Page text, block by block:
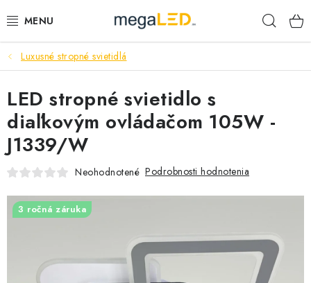
na
PRIEMYSEL
SVIETIDLÁ
ŽIAROVKY A TRUBICE
PRACOVNÉ SVIETIDLÁ
ELEKTROMATERIÁL
SAMSUNG SVIETIDLÁ
Luxusné stropné svietidlá
LED stropné svietidlo s
diaľkovým ovládačom 105W -
J1339/W
Neohodnotené Podrobnosti hodnotenia
3 ročná záruka